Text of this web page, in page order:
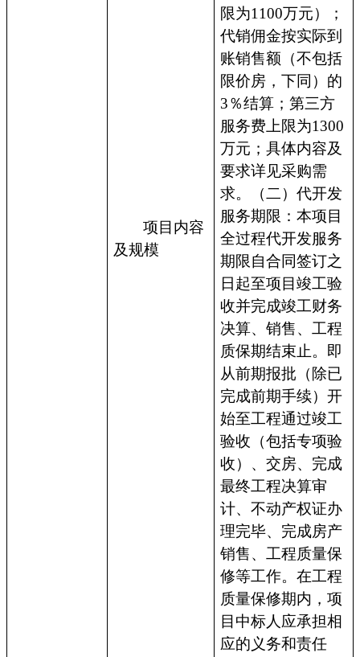
项目内容
及规模
限为1100万元）；
代销佣金按实际到
账销售额（不包括
限价房，下同）的
3％结算；第三方
服务费上限为1300
万元；具体内容及
要求详见采购需
求。（二）代开发
服务期限：本项目
全过程代开发服务
期限自合同签订之
日起至项目竣工验
收并完成竣工财务
决算、销售、工程
质保期结束止。即
从前期报批（除已
完成前期手续）开
始至工程通过竣工
验收（包括专项验
收）、交房、完成
最终工程决算审
计、不动产权证办
理完毕、完成房产
销售、工程质量保
修等工作。在工程
质量保修期内，项
目中标人应承担相
应的义务和责任